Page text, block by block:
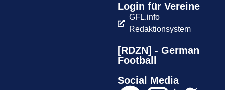
Login für Vereine
GFL.info
Redaktionsystem
[RDZN] - German
Football
Social Media